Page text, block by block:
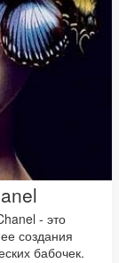
- это
создания
бабочек.